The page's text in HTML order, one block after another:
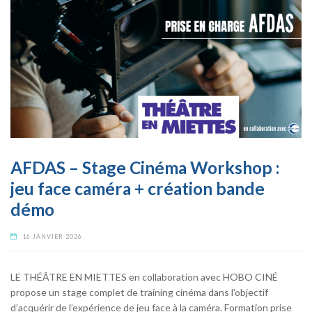
AFDAS – Stage Cinéma Workshop :
jeu face caméra + création bande
démo
16 JANVIER 2026
LE THÉÂTRE EN MIETTES en collaboration avec HOBO CINÉ
propose un stage complet de training cinéma dans l’objectif
d’acquérir de l’expérience de jeu face à la caméra. Formation prise